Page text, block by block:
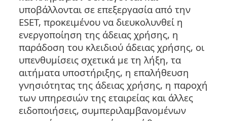
υποβάλλονται σε επεξεργασία από την
ESET, προκειμένου να διευκολυνθεί η
ενεργοποίηση της άδειας χρήσης, η
παράδοση του κλειδιού άδειας χρήσης, οι
υπενθυμίσεις σχετικά με τη λήξη, τα
αιτήματα υποστήριξης, η επαλήθευση
γνησιότητας της άδειας χρήσης, η παροχή
των υπηρεσιών της εταιρείας και άλλες
ειδοποιήσεις, συμπεριλαμβανομένων